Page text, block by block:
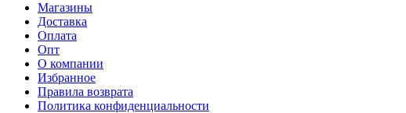
Магазины
Доставка
Оплата
Опт
О компании
Избранное
Правила возврата
Политика конфиденциальности